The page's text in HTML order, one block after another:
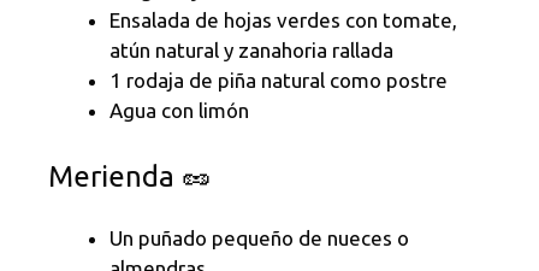
Ensalada de hojas verdes con tomate,
atún natural y zanahoria rallada
1 rodaja de piña natural como postre
Agua con limón
Merienda 🥜
Un puñado pequeño de nueces o